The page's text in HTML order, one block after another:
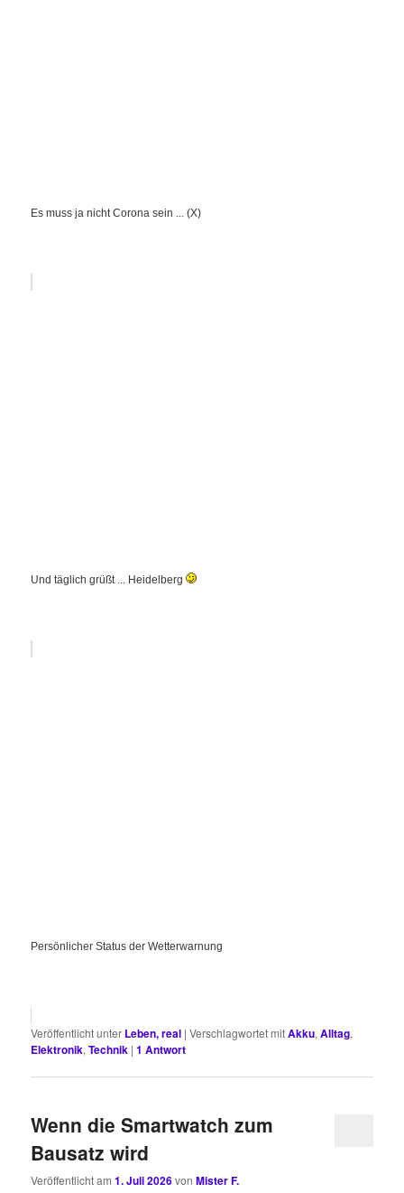
Es muss ja nicht Corona sein ... (X)
Und täglich grüßt ... Heidelberg
Persönlicher Status der Wetterwarnung
Veröffentlicht unter Leben, real |Verschlagwortet mitAkku,Alltag,
Elektronik,Technik |1 Antwort
Wenn die Smartwatch zum
Bausatz wird
Veröffentlicht am1. Juli 2026vonMister F.